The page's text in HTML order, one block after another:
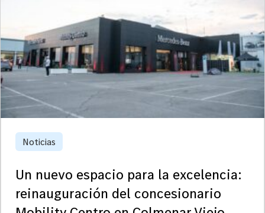
Noticias
Un nuevo espacio para la excelencia:
reinauguración del concesionario